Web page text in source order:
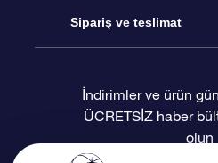
Blogu
Değerlendirmeler
OSR Hediye Paketi
OSR Hediye Kartı
Star Register
Kişiselleştirilmiş Yıldız
Sipariş ve teslimat
Ödeme bilgileri
İndirimler ve ürün
ÜCRETSİZ haber
olun